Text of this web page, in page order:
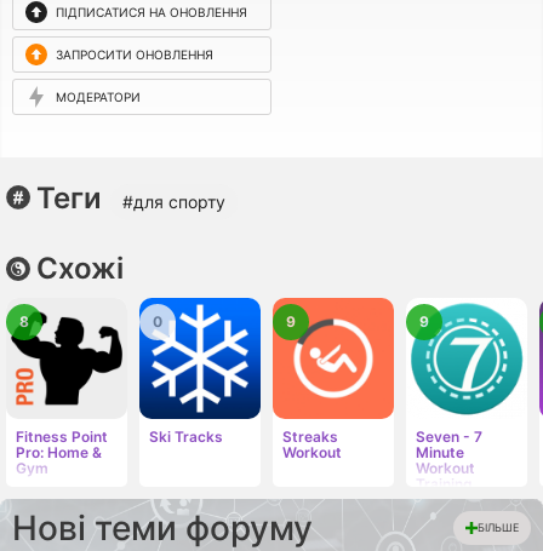
ПІДПИСАТИСЯ НА ОНОВЛЕННЯ
ЗАПРОСИТИ ОНОВЛЕННЯ
МОДЕРАТОРИ
Теги #для спорту
Схожі
Fitness Point
Pro: Home &
Gym
8
Ski Tracks
0
Streaks
Workout
9
Seven - 7
Minute
Workout
Training
Challenge
9
Нові теми форуму БІЛЬШЕ